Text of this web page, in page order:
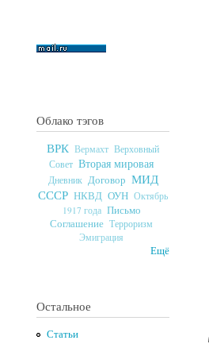
Облако тэгов
ВРК Вермахт Верховный
Совет Вторая мировая
Дневник Договор МИД
СССР НКВД ОУН Октябрь
1917 года Письмо
Соглашение Терроризм
Эмиграция
Ещё
Остальное
Статьи